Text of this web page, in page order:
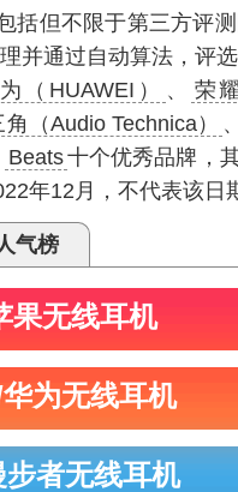
括但不限于第三方评
并通过自动算法，评
（HUAWEI） 、 荣
（Audio Technica） 、
Beats十个优秀品牌，
年12月，不代表该日
气榜
果无线耳机
为无线耳机
者无线耳机